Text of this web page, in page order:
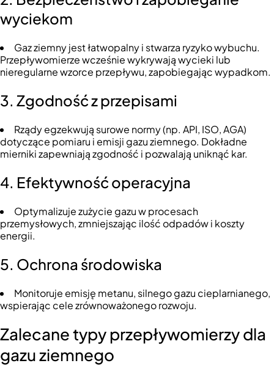
wyciekom
Gaz ziemny jest łatwopalny i stwarza ryzyko wybuchu.
Przepływomierze wcześnie wykrywają wycieki lub
nieregularne wzorce przepływu, zapobiegając wypadkom.
3. Zgodność z przepisami
Rządy egzekwują surowe normy (np. API, ISO, AGA)
dotyczące pomiaru i emisji gazu ziemnego. Dokładne
mierniki zapewniają zgodność i pozwalają uniknąć kar.
4. Efektywność operacyjna
Optymalizuje zużycie gazu w procesach
przemysłowych, zmniejszając ilość odpadów i koszty
energii.
5. Ochrona środowiska
Monitoruje emisję metanu, silnego gazu cieplarnianego,
wspierając cele zrównoważonego rozwoju.
Zalecane typy przepływomierzy dla
gazu ziemnego